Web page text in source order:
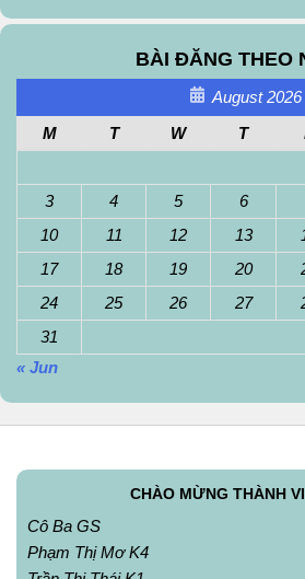
BÀI ĐĂNG THEO
August 2026
M
T W T
3
4 5 6
10
11 12 13
17
18 19 20
24
25 26 27
31
« Jun
CHÀO MỪNG THÀNH
Cô Ba GS
Phạm Thị Mơ K4